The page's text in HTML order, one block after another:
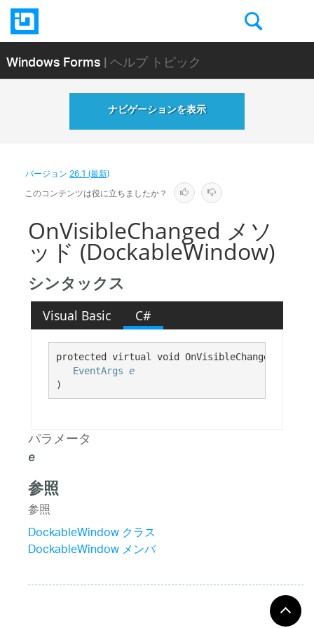
Windows Forms| ヘルプ トピック
ナビゲーションを表示
バージョン26.1 (最新)
このコンテンツは役に立ちましたか？
OnVisibleChanged メソ
ッド (DockableWindow)
シンタックス
Visual Basic C#
protected virtual void OnVisibleChanged(
EventArgs e
)
パラメータ
e
参照
参照
DockableWindow クラス
DockableWindow メンバ